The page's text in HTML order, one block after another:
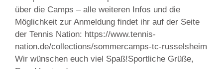
über die Camps – alle weiteren Infos und die
Möglichkeit zur Anmeldung findet ihr auf der Seite
der Tennis Nation: https://www.tennis-
nation.de/collections/sommercamps-tc-russelsheim
Wir wünschen euch viel Spaß!Sportliche Grüße,